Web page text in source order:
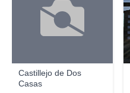
Castillejo de Dos
Casas